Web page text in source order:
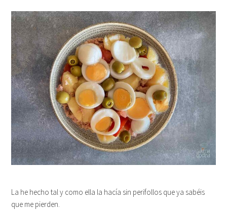
La he hecho tal y como ella la hacía sin perifollos que ya sabéis
que me pierden.